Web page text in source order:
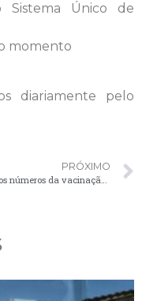
Sistema Único de
momento
diariamente pelo
PRÓXIMO
Confira os números da vacinação contra a Covid-19 em Palmeira